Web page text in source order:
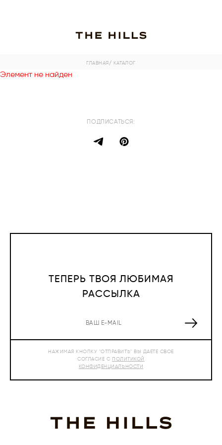
ГЛАВНАЯ / КАТАЛОГ
Элемент не найден
ПОДПИСАТЬСЯ:
ТЕПЕРЬ ТВОЯ ЛЮБИМАЯ
РАССЫЛКА
НАЖИМАЯ КНОПКУ "ОТПРАВИТЬ" ВЫ ДАЕТЕ СВОЕ
СОГЛАСИЕ С ПОЛИТИКОЙ
КОНФИДЕНЦИАЛЬНОСТИ